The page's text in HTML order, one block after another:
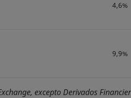
4,6%
9,9%
excepto Derivados